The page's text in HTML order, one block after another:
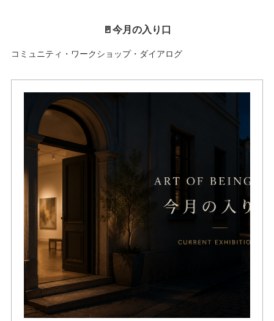
🚪今月の入り口
コミュニティ・ワークショップ・ダイアログ